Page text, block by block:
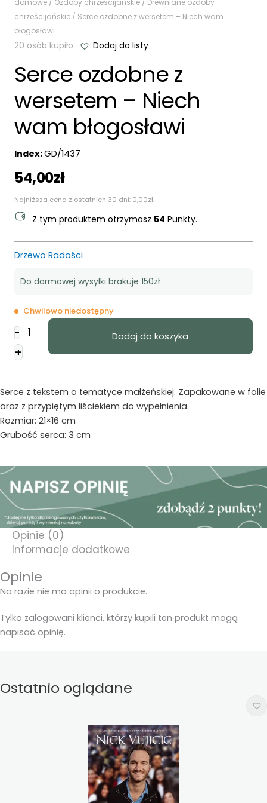
domowe / Ozdoby chrześcijańskie / Drewniane ozdoby
chrześcijańskie / Serce ozdobne z wersetem – Niech wam
błogosławi
20 osób kupiło Dodaj do listy
Serce ozdobne z
wersetem – Niech
wam błogosławi
Index:GD/1437
54,00zł
Najniższa cena z ostatnich 30 dni: 0,00zł.
Z tym produktem otrzymasz 54 Punkty.
Drzewo Radości
Do darmowej wysyłki brakuje 150zł
Chwilowo niedostępny
-
Serce
ozdobne
-
Niech
wam
błogosławi
+
Dodaj do koszyka
Serce z tekstem o tematyce małżeńskiej. Zapakowane w folie
oraz z przypiętym liściekiem do wypełnienia.
Rozmiar: 21×16 cm
Grubość serca: 3 cm
Opinie (0)
Informacje dodatkowe
Opinie
Na razie nie ma opinii o produkcie.
Tylko zalogowani klienci, którzy kupili ten produkt mogą
napisać opinię.
Ostatnio oglądane